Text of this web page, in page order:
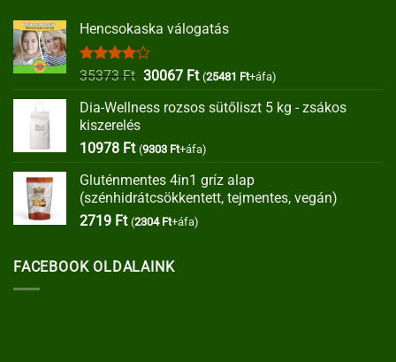
Hencsokaska válogatás
Értékelés:
35373Ft Original
was:
30067 FtCurrent
is:
(25481 Ft+áfa)
Dia-Wellness rozsos sütőliszt 5 kg - zsákos
kiszerelés
10978 Ft (9303 Ft+áfa)
Gluténmentes 4in1 gríz alap
(szénhidrátcsökkentett, tejmentes, vegán)
2719 Ft (2304 Ft+áfa)
FACEBOOK OLDALAINK